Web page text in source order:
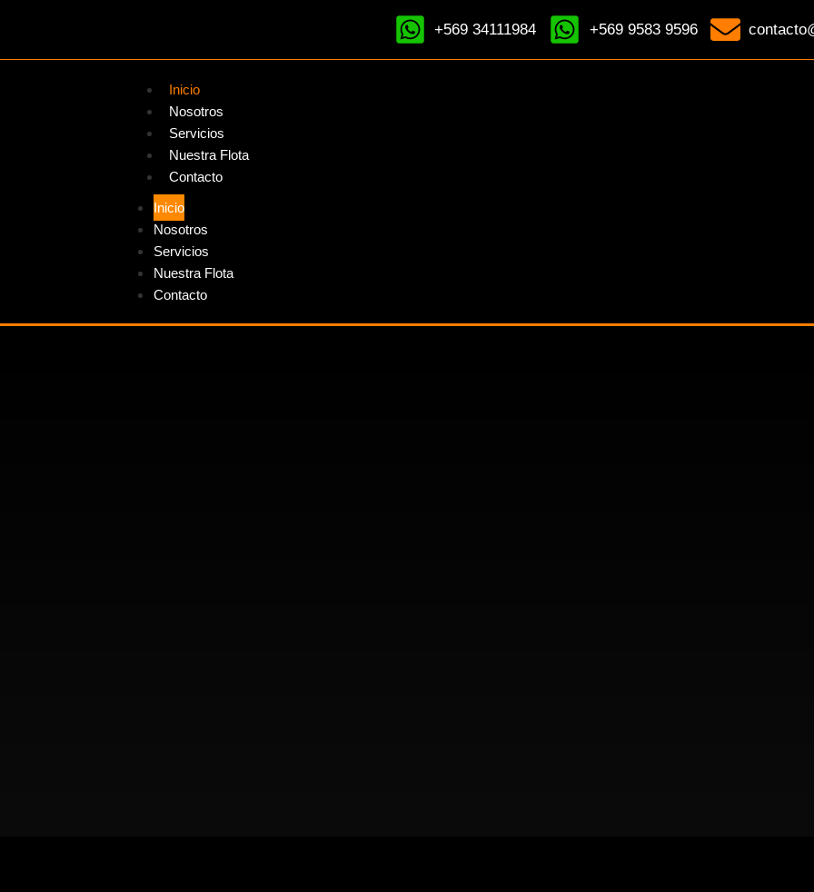
+569 34111984 +569 9583 9596
Inicio
Nosotros
Servicios
Nuestra Flota
Contacto
Inicio
Nosotros
Servicios
Nuestra Flota
Contacto